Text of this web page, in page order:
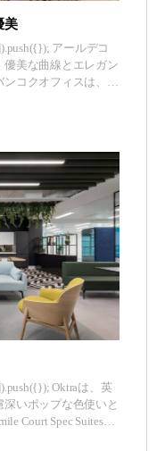
美
アールデコ
美な曲線とエレガン
ンコクオフィスは、高
にオマージュを捧げ
Oktraは、英
いポップな色使いと
Court Spec Suitesの